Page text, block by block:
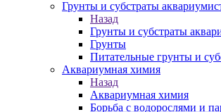
Грунты и субстраты
Назад
Грунты и субстраты
Грунты
Питательные грунты и
Аквариумная химия
Назад
Аквариумная химия
Борьба с водорослями и